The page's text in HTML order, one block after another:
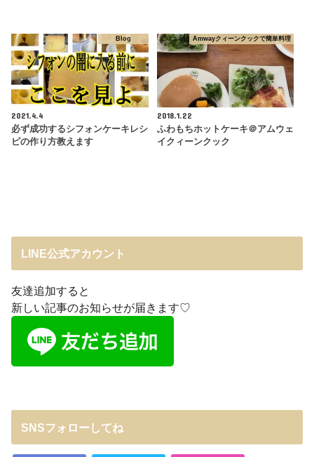
Blog
2021.4.4
必ず成功するシフォンケーキレシ
ピの作り方教えます
Amwayクィーンクックで簡単料理
2018.1.22
ふわもちホットケーキ＠アムウェ
イクィーンクック
LINE公式アカウント
友達追加すると
新しい記事のお知らせが届きます♡
SNSフォローしてね